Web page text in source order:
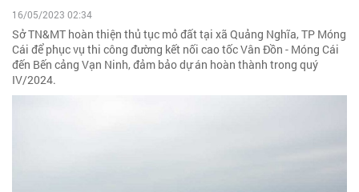
16/05/2023 02:34
Sở TN&MT hoàn thiện thủ tục mỏ đất tại xã Quảng Nghĩa, TP Móng
Cái để phục vụ thi công đường kết nối cao tốc Vân Đồn - Móng Cái
đến Bến cảng Vạn Ninh, đảm bảo dự án hoàn thành trong quý
IV/2024.